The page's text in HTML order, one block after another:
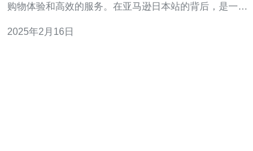
购物体验和高效的服务。在亚马逊日本站的背后，是一支
度，为顾客提供卓越的服务。 亚马逊日本站的运营群致力
2025年2月16日